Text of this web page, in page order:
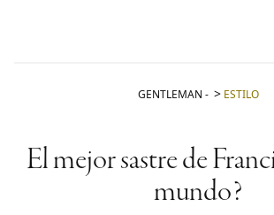
GENTLEMAN - ESTILO
El mejor sastre de
mundo?